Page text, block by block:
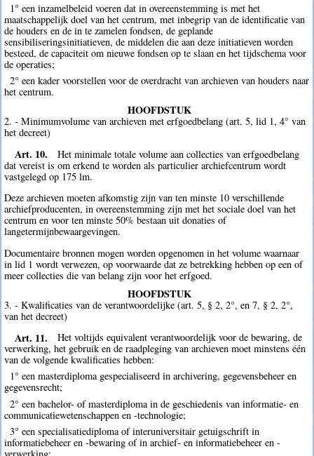
1° een inzamelbeleid voeren dat in overeenstemming is met het
maatschappelijk doel van het centrum, met inbegrip van de identificatie van
de houders en de in te zamelen fondsen, de geplande
sensibiliseringsinitiatieven, de middelen die aan deze initiatieven worden
besteed, de capaciteit om nieuwe fondsen op te slaan en het tijdschema voor
de operaties;
2° een kader voorstellen voor de overdracht van archieven van houders naar
het centrum.
HOOFDSTUK
2. - Minimumvolume van archieven met erfgoedbelang (art. 5, lid 1, 4° van
het decreet)
Art. 10.
Het minimale totale volume aan collecties van erfgoedbelang
dat vereist is om erkend te worden als particulier archiefcentrum wordt
vastgelegd op 175 lm.
Deze archieven moeten afkomstig zijn van ten minste 10 verschillende
archiefproducenten, in overeenstemming zijn met het sociale doel van het
centrum en voor ten minste 50% bestaan uit donaties of
langetermijnbewaargevingen.
Documentaire bronnen mogen worden opgenomen in het volume waarnaar
in lid 1 wordt verwezen, op voorwaarde dat ze betrekking hebben op een of
meer collecties die van belang zijn voor het erfgoed.
HOOFDSTUK
3. - Kwalificaties van de verantwoordelijke (art. 5, § 2, 2°, en 7, § 2, 2°,
van het decreet)
Art. 11.
Het voltijds equivalent verantwoordelijk voor de bewaring, de
verwerking, het gebruik en de raadpleging van archieven moet minstens één
van de volgende kwalificaties hebben:
1° een masterdiploma gespecialiseerd in archivering, gegevensbeheer en
gegevensrecht;
2° een bachelor- of masterdiploma in de geschiedenis van informatie- en
communicatiewetenschappen en -technologie;
3° een specialisatiediploma of interuniversitair getuigschrift in
informatiebeheer en -bewaring of in archief- en informatiebeheer en -
verwerking;